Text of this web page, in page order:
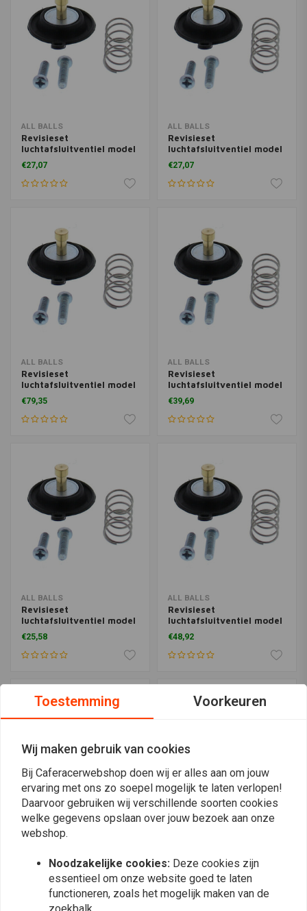
ALL BALLS
Revisieset
luchtafsluitventiel model
46-4033
€27,07
ALL BALLS
Revisieset
luchtafsluitventiel model
46-4031
€27,07
ALL BALLS
Revisieset
luchtafsluitventiel model
46-4028
€79,35
ALL BALLS
Revisieset
luchtafsluitventiel model
46-4026
€39,69
ALL BALLS
Revisieset
luchtafsluitventiel model
46-4024
€25,58
ALL BALLS
Revisieset
luchtafsluitventiel model
46-4044
€48,92
ALL BALLS
46-4042
46-4041
€27,07
Toestemming Voorkeuren
Wij maken gebruik van cookies
Bij Caferacerwebshop doen wij er alles aan om jouw
ervaring met ons zo soepel mogelijk te laten verlopen!
Daarvoor gebruiken wij verschillende soorten cookies
welke gegevens opslaan over jouw bezoek aan onze
webshop.
Noodzakelijke cookies: Deze cookies zijn
essentieel om onze website goed te laten
functioneren, zoals het mogelijk maken van de
zoekbalk.